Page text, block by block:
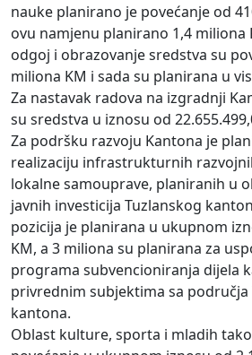
nauke planirano je povećanje od
ovu namjenu planirano 1,4 miliona
odgoj i obrazovanje sredstva su
miliona KM i sada su planirana u
Za nastavak radova na izgradnji
su sredstva u iznosu od
Za podršku razvoju Kantona je
realizaciju infrastrukturnih
lokalne samouprave, planiranih u
javnih investicija Tuzlanskog
pozicija je planirana u ukupnom
KM, a 3 miliona su planirana za
programa subvencioniranja dijela
privrednim subjektima sa područja
kantona.
Oblast kulture, sporta i mladih